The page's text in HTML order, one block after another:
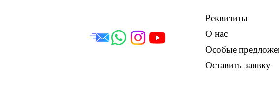
Реквизиты
О нас
Особые
Оставить заявку